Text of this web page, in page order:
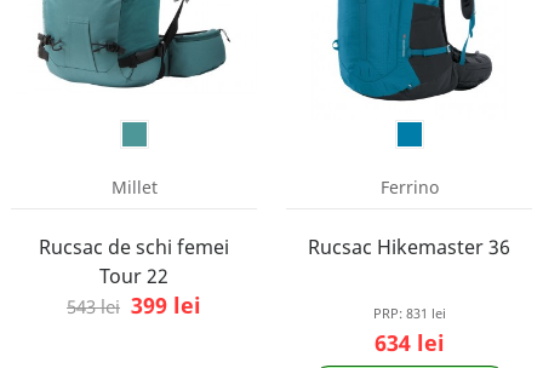
Millet
Rucsac de schi femei
Tour 22
543 lei 399 lei
Ferrino
Rucsac Hikemaster 36
PRP: 831 lei
634 lei